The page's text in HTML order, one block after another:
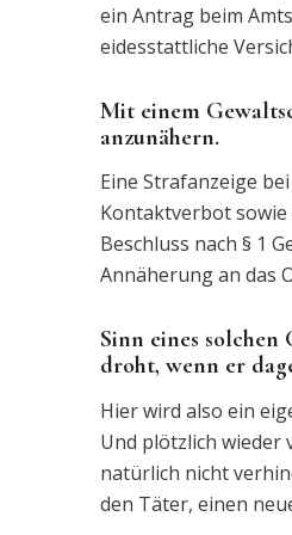
ein Antrag beim
eidesstattliche
Mit einem
anzunähern.
Eine Strafanzeige
Kontaktverbot sowie
Beschluss nach § 1
Annäherung an das
Sinn eines
droht, wenn er
Hier wird also ein
Und plötzlich wieder
natürlich nicht
den Täter, einen